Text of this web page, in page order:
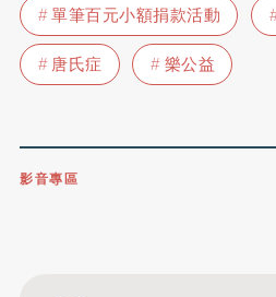
單筆百元小額捐款活動
唐氏症
樂公益
影音專區